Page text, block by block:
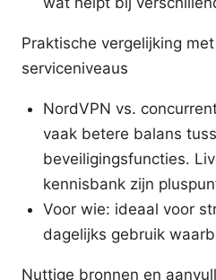
Praktische vergelijking
serviceniveaus
NordVPN vs.
vaak betere balans
beveiligingsfuncties.
kennisbank zijn
Voor wie: ideaal voor
dagelijks gebruik
Nuttige bronnen en